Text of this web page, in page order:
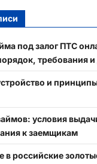
под залог ПТС
требования
и
условия
к заемщикам
в российские